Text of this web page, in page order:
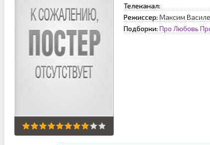
Телеканал:
Режиссер: Максим
Подборки: Про Любовь